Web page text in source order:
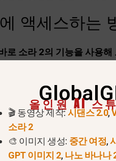
액세스하는
로 소라 2의 기능을 사용해
세계에서 사용할 수 있습
를 설명하는 텍스트 프롬프
성하고 다운로드할 수 있
올인원 AI 스
🎬 동영상 제작:시댄스 2.0,
소라 2
🎨 이미지 생성: 중간 여정,
GPT 이미지 2, 나노 바나나